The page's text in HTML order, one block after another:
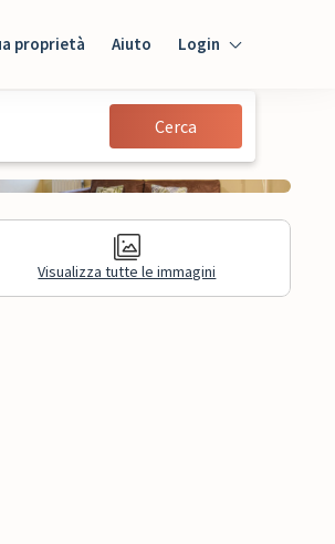
proprietà Aiuto Login
Ospiti
Cerca
Visualizza tutte le immagini